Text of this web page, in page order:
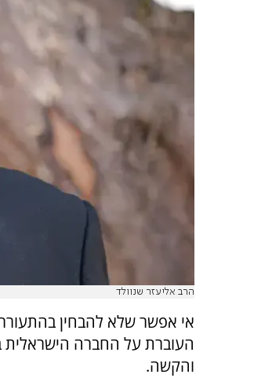
הרב אליעזר שנוולד
אי אפשר שלא להבחין
העוברת על החברה
והקשה.